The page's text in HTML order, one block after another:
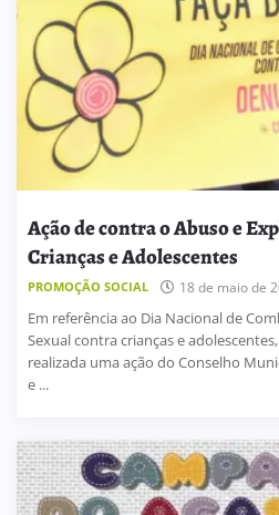
Ação de contra o Abuso e
Crianças e Adolescentes
PROMOÇÃO SOCIAL 18 de maio de
Em referência ao Dia Nacional de
Sexual contra crianças e
realizada uma ação do Conselho
e ...